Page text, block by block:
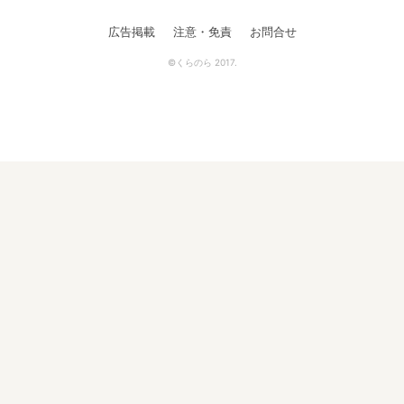
広告掲載 注意・免責 お問合せ
©くらのら 2017.